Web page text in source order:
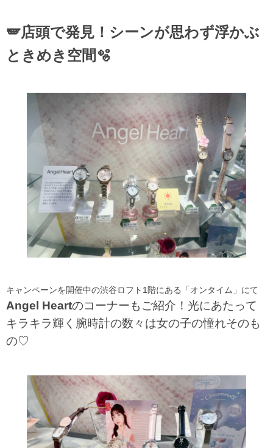
🪽店頭で発見！シーンが思わず浮かぶ
ときめき空間🫧
キャンペーンを開催中の渋谷ロフト1階にある「オンタイム」にて
Angel Heartのコーナーもご紹介！光にあたって
キラキラ輝く腕時計の数々は女の子の憧れそのも
の♡